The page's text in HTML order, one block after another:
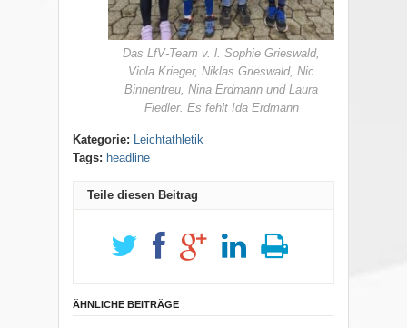
Das LfV-Team v. l. Sophie Grieswald,
Viola Krieger, Niklas Grieswald, Nic
Binnentreu, Nina Erdmann und Laura
Fiedler. Es fehlt Ida Erdmann
Kategorie:
Leichtathletik
Tags: headline
Teile diesen Beitrag
ÄHNLICHE BEITRÄGE